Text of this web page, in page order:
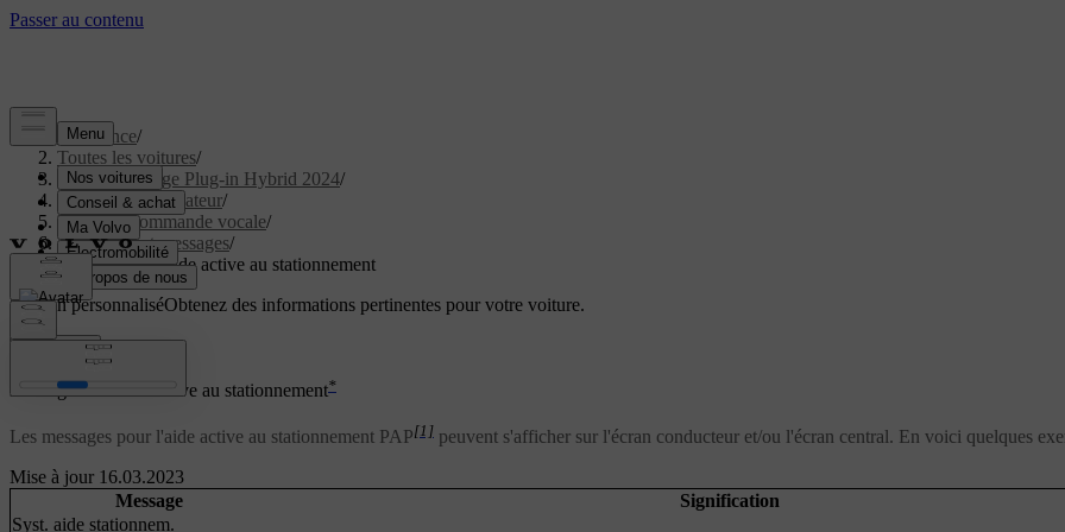
Assistance/
Toutes les voitures/
XC40 Recharge Plug-in Hybrid 2024/
Manuel de l'utilisateur/
Écrans et commande vocale/
Témoins et messages/
Messages de l'aide active au stationnement
Soutien personnaliséObtenez des informations pertinentes pour votre voiture.
Connexion
Mise à jour 16.03.2023
Messages de l'aide active au stationnement*
Les messages pour l'aide active au stationnement PAP[1] peuvent s'afficher sur l'écran conducteur et/ou l'écran central. En voici quelques
Message
Signification
Syst. aide stationnem.